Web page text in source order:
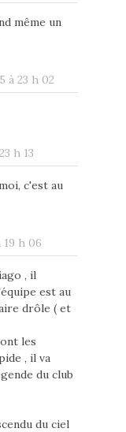
même un
à 23 h 02
h 13
c'est au
19 h 06
, il
est au
drôle ( et
les
, il va
du club
du ciel